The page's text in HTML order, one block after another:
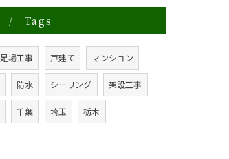
Tags
足場工事 戸建て マンション
防水 シーリング 架設工事
千葉 埼玉 栃木